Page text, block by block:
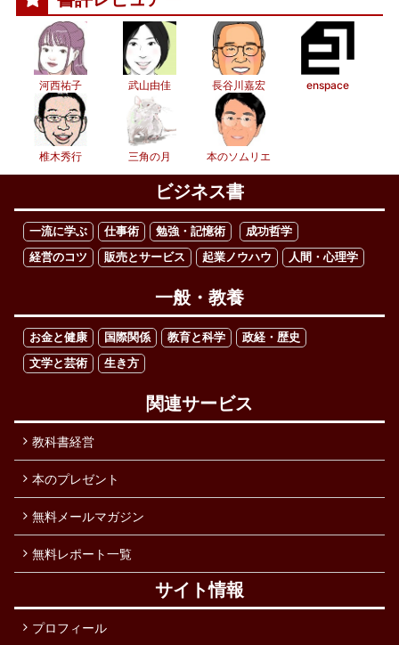
河西祐子 武山由佳 長谷川嘉宏 enspace
椎木秀行 三角の月 本のソムリエ
ビジネス書
一流に学ぶ 仕事術 勉強・記憶術
成功哲学
経営のコツ
販売とサービス 起業ノウハウ 人間・心理学
一般・教養
お金と健康 国際関係 教育と科学
政経・歴史
文学と芸術
生き方
関連サービス
教科書経営
本のプレゼント
無料メールマガジン
無料レポート一覧
サイト情報
プロフィール